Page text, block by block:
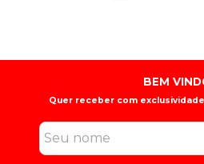
BEM
Quer receber com